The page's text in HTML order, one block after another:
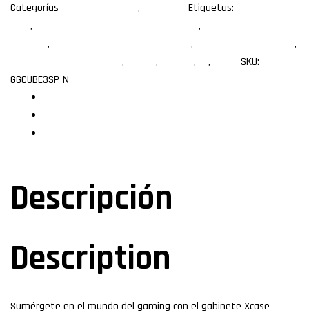
Categorías
, Etiquetas:
, ,
, ,
,
, , , ,
SKU:
GGCUBE3SP-N
Descripción
Description
Sumérgete en el mundo del gaming con el gabinete Xcase